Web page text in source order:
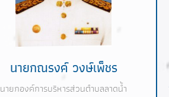
นายกณรงค์ วงษ์เพ็ชร
นายกองค์การบริหารส่วนตำบลลาดน้ำ